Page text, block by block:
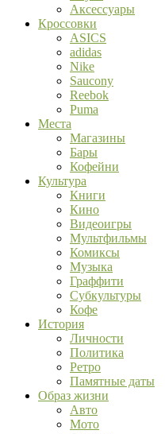
Аксессуары
Кроссовки
ASICS
adidas
Nike
Saucony
Reebok
Puma
Места
Магазины
Бары
Кофейни
Культура
Книги
Кино
Видеоигры
Мультфильмы
Комиксы
Музыка
Граффити
Субкультуры
Кофе
История
Личности
Политика
Ретро
Памятные даты
Образ жизни
Авто
Мото